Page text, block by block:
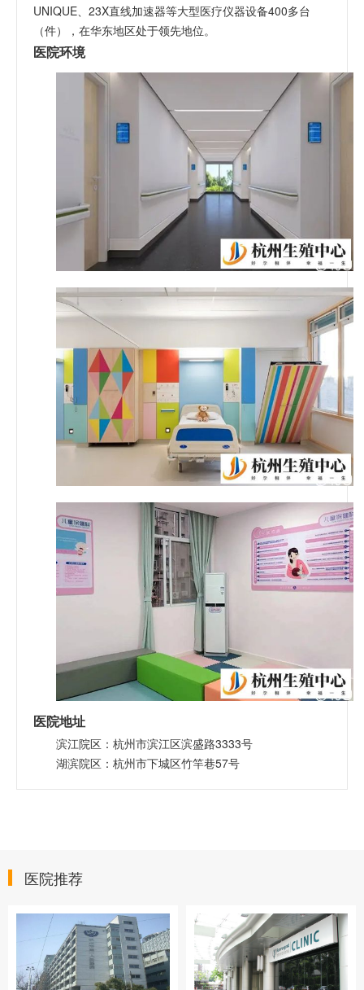
UNIQUE、23X直线加速器等大型医疗仪器设备400多台
（件），在华东地区处于领先地位。
医院环境
医院地址
滨江院区：杭州市滨江区滨盛路3333号
湖滨院区：杭州市下城区竹竿巷57号
医院推荐